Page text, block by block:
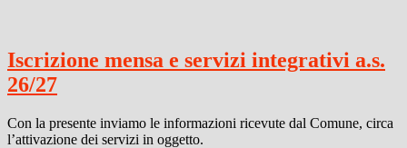
Iscrizione mensa e servizi integrativi a.s.
26/27
Con la presente inviamo le informazioni ricevute dal Comune, circa
l’attivazione dei servizi in oggetto.